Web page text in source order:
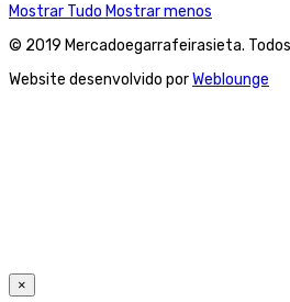
Mostrar Tudo Mostrar menos
© 2019 Mercadoegarrafeirasieta.
Website desenvolvido porWeblounge
×